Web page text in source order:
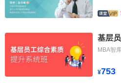
基层
MBA智
¥753